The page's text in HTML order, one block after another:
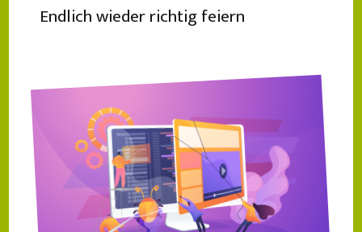
Endlich wieder richtig feiern